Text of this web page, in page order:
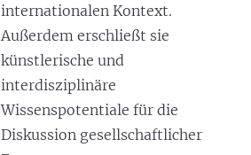
internationalen Kontext.
Außerdem erschließt sie
künstlerische und
interdisziplinäre
Wissenspotentiale für die
Diskussion gesellschaftlicher